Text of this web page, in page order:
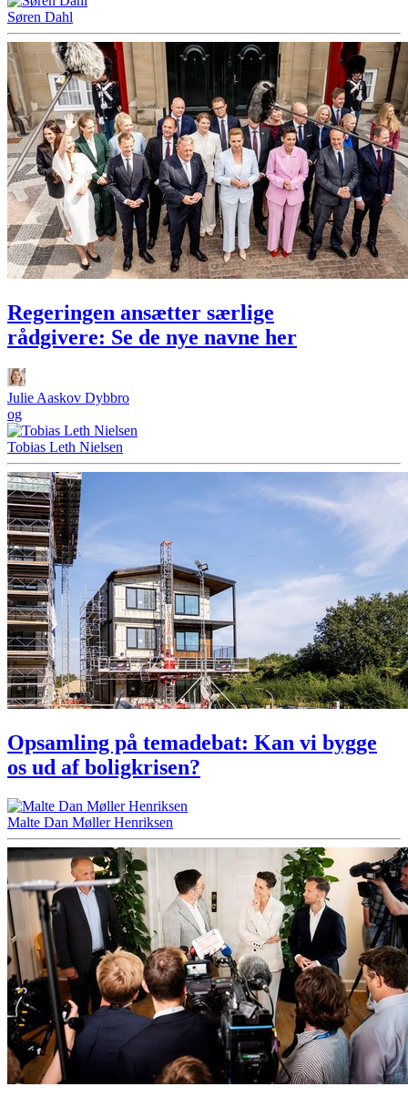
Søren Dahl
Regeringen ansætter særlige
rådgivere: Se de nye navne her
Julie Aaskov Dybbro
og
Tobias Leth Nielsen
Opsamling på temadebat: Kan vi bygge
os ud af boligkrisen?
Malte Dan Møller Henriksen